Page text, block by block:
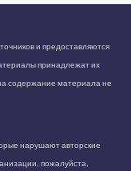
и предоставляются
принадлежат их
содержание материала не
нарушают авторские
пожалуйста,